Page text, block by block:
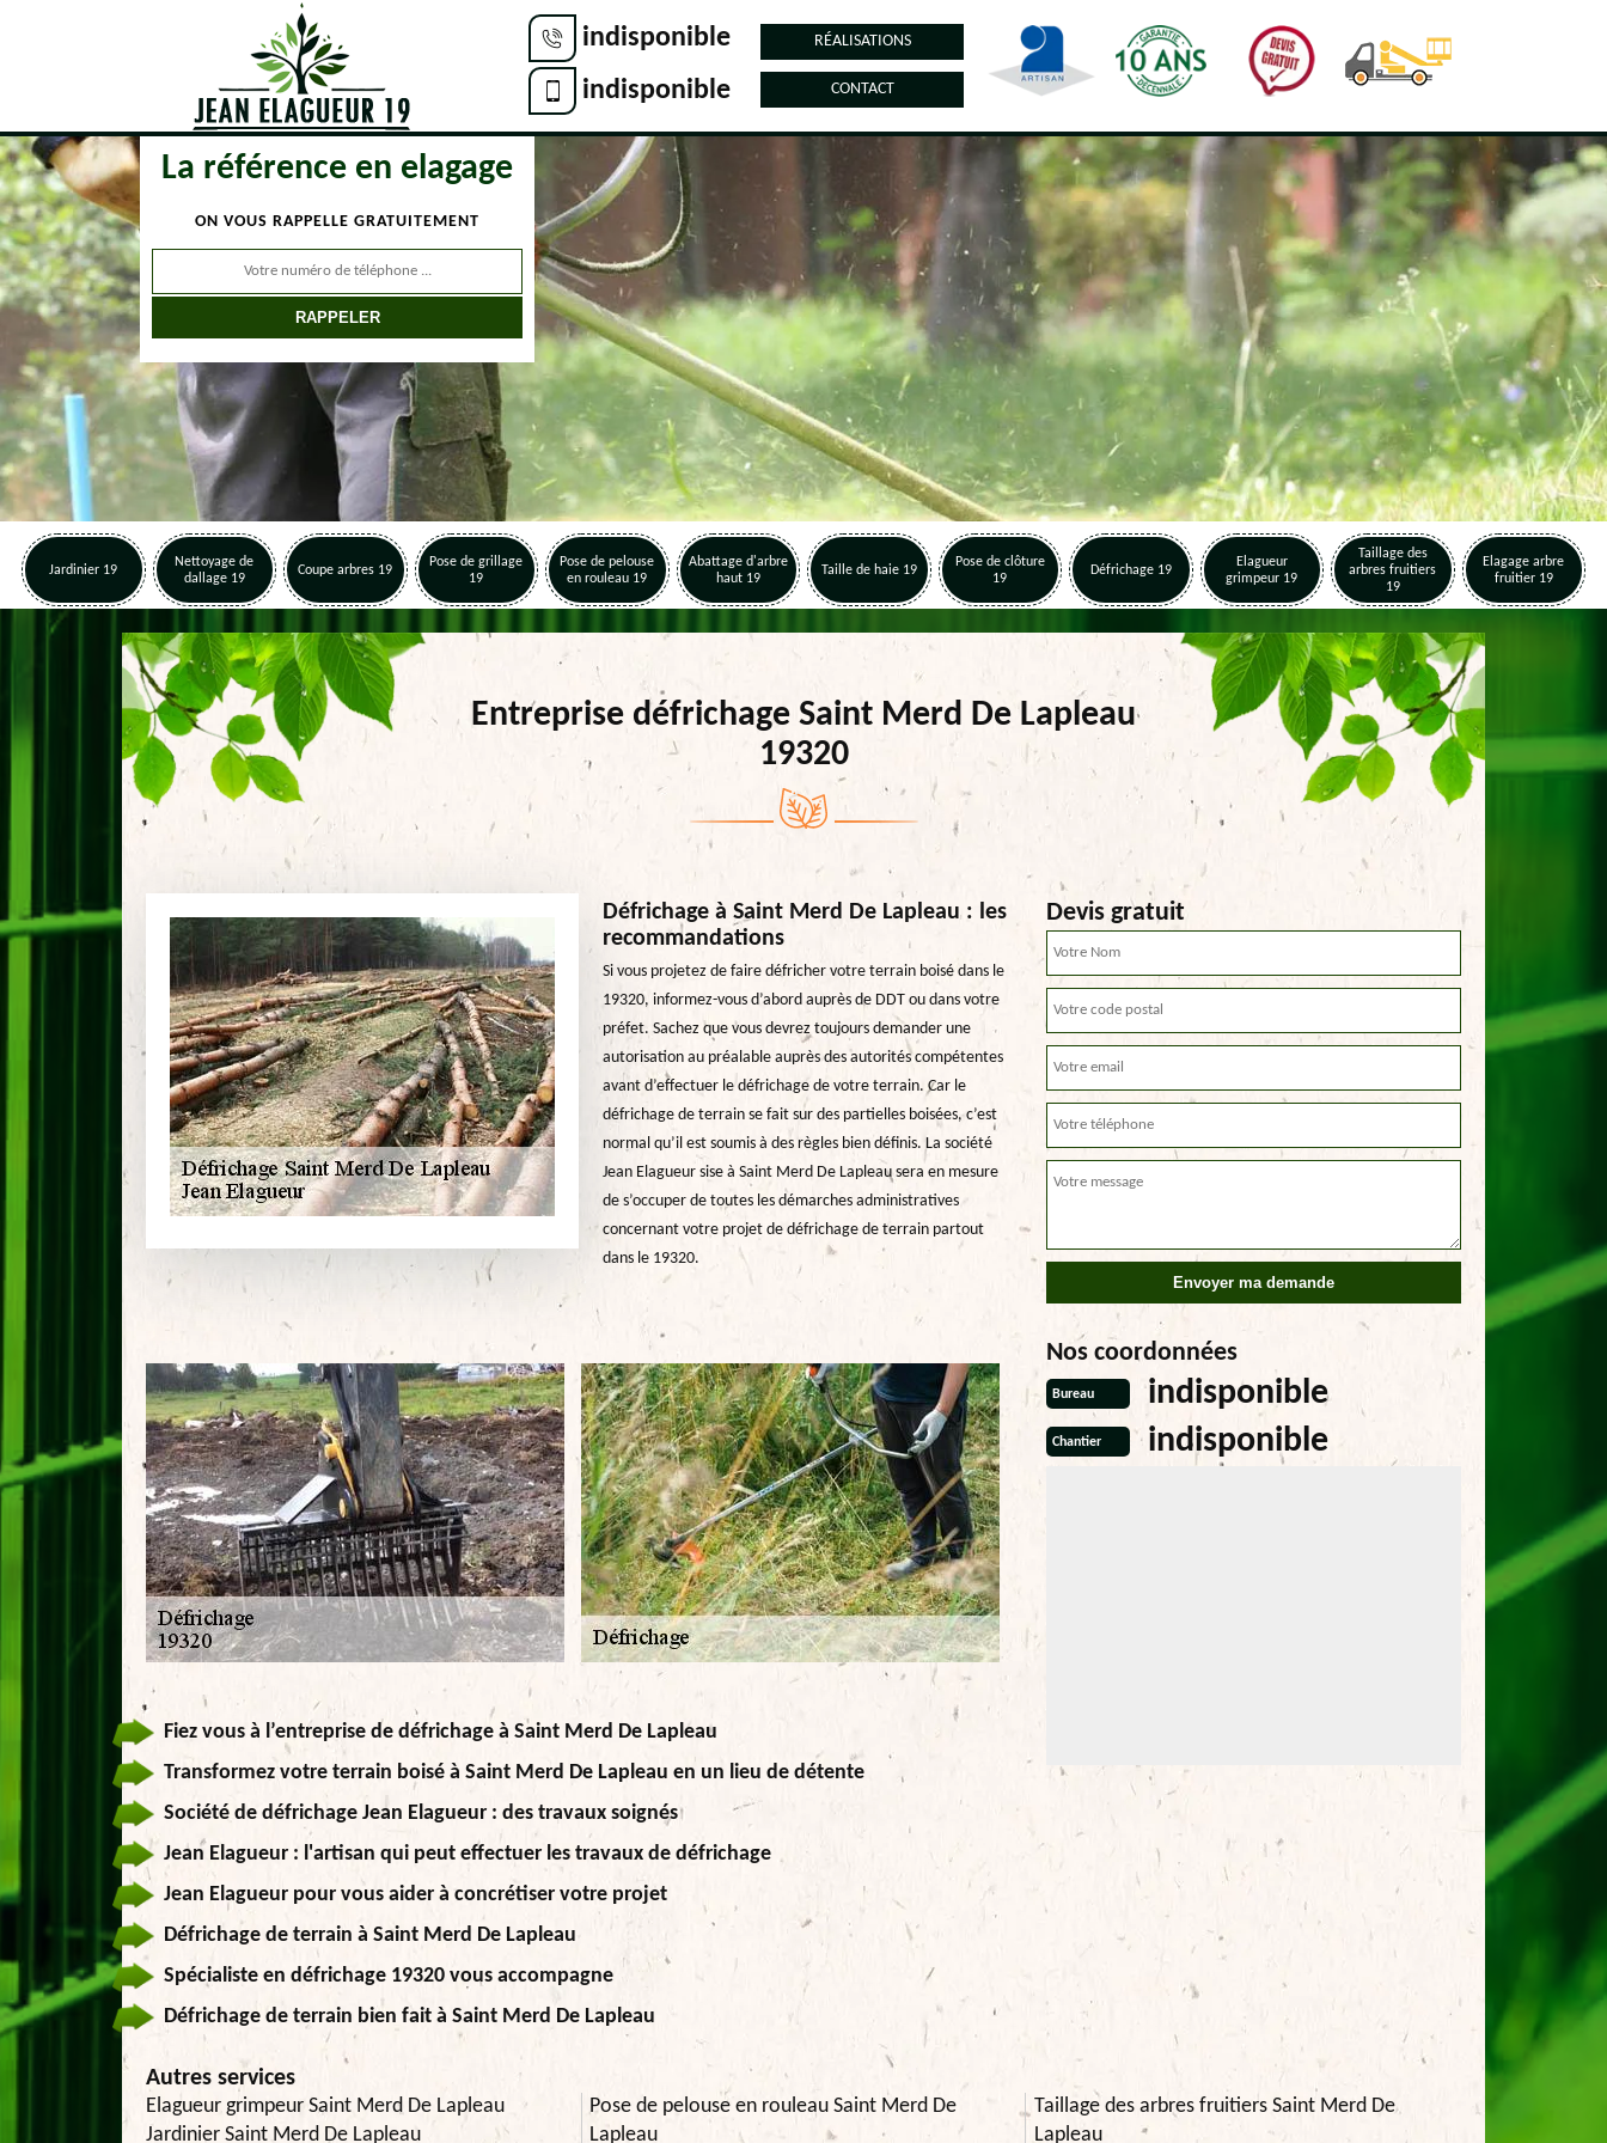
indisponible
indisponible
RÉALISATIONS
CONTACT
La référence en elagage
ON VOUS RAPPELLE GRATUITEMENT
Jardinier 19
Nettoyage de
dallage 19
Coupe arbres 19
Pose de grillage
19
Pose de pelouse
en rouleau 19
Abattage d'arbre
haut 19
Taille de haie 19
Pose de clôture
19
Défrichage 19
Elagueur
grimpeur 19
Taillage des
arbres fruitiers
19
Elagage arbre
fruitier 19
Entreprise défrichage Saint Merd De Lapleau
19320
Défrichage à Saint Merd De Lapleau : les
recommandations
Si vous projetez de faire défricher votre terrain boisé dans le
19320, informez-vous d’abord auprès de DDT ou dans votre
préfet. Sachez que vous devrez toujours demander une
autorisation au préalable auprès des autorités compétentes
avant d’effectuer le défrichage de votre terrain. Car le
défrichage de terrain se fait sur des partielles boisées, c’est
normal qu’il est soumis à des règles bien définis. La société
Jean Elagueur sise à Saint Merd De Lapleau sera en mesure
de s’occuper de toutes les démarches administratives
concernant votre projet de défrichage de terrain partout
dans le 19320.
Fiez vous à l’entreprise de défrichage à Saint Merd De Lapleau
Transformez votre terrain boisé à Saint Merd De Lapleau en un lieu de détente
Société de défrichage Jean Elagueur : des travaux soignés
Jean Elagueur : l'artisan qui peut effectuer les travaux de défrichage
Jean Elagueur pour vous aider à concrétiser votre projet
Défrichage de terrain à Saint Merd De Lapleau
Spécialiste en défrichage 19320 vous accompagne
Défrichage de terrain bien fait à Saint Merd De Lapleau
Devis gratuit
Nos coordonnées
Bureau indisponible
Chantier indisponible
Autres services
Elagueur grimpeur Saint Merd De Lapleau
Jardinier Saint Merd De Lapleau
Pose de pelouse en rouleau Saint Merd De
Lapleau
Taillage des arbres fruitiers Saint Merd De
Lapleau